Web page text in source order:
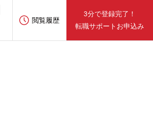
閲覧履歴
3分で登録完了！
転職サポートお申込み